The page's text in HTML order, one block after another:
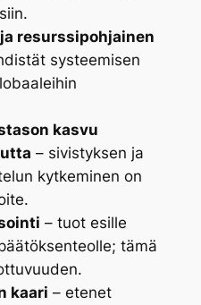
resurssipohjainen
systeemisen
kasvu
– sivistyksen ja
kytkeminen on
– tuot esille
tämä
kaari – etenet